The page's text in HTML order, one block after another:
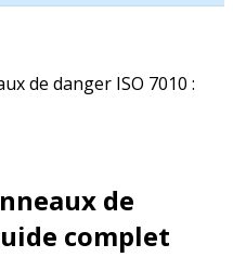
de danger ISO 7010 :
de
complet